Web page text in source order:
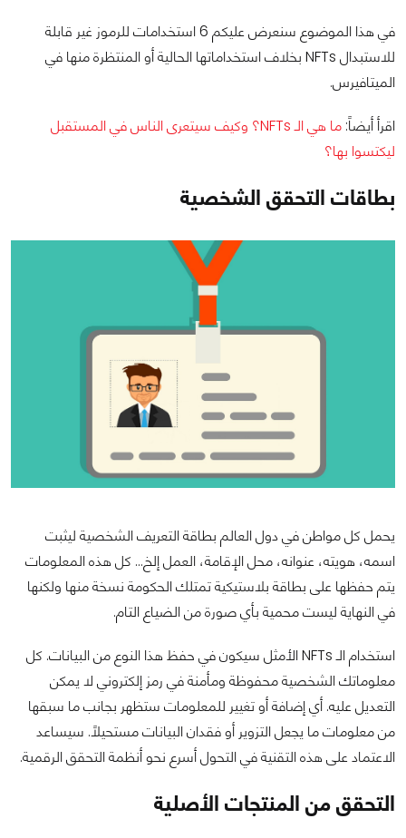
في هذا الموضوع سنعرض عليكم 6 استخدامات للرموز غير قابلة
للاستبدال NFTs بخلاف استخداماتها الحالية أو المنتظرة منها في
الميتافيرس.
اقرأ أيضاً:
ما هي الـ NFTs؟ وكيف سيتعرى الناس في المستقبل
ليكتسوا بها؟
بطاقات التحقق الشخصية
يحمل كل مواطن في دول العالم بطاقة التعريف الشخصية ليثبت
اسمه، هويته، عنوانه، محل الإقامة، العمل إلخ… كل هذه المعلومات
يتم حفظها على بطاقة بلاستيكية تمتلك الحكومة نسخة منها ولكنها
في النهاية ليست محمية بأي صورة من الضياع التام.
استخدام الـ NFTs الأمثل سيكون في حفظ هذا النوع من البيانات. كل
معلوماتك الشخصية محفوظة ومأمنة في رمز إلكتروني لا يمكن
التعديل عليه. أي إضافة أو تغيير للمعلومات ستظهر بجانب ما سبقها
من معلومات ما يجعل التزوير أو فقدان البيانات مستحيلاً. سيساعد
الاعتماد على هذه التقنية في التحول أسرع نحو أنظمة التحقق الرقمية.
التحقق من المنتجات الأصلية